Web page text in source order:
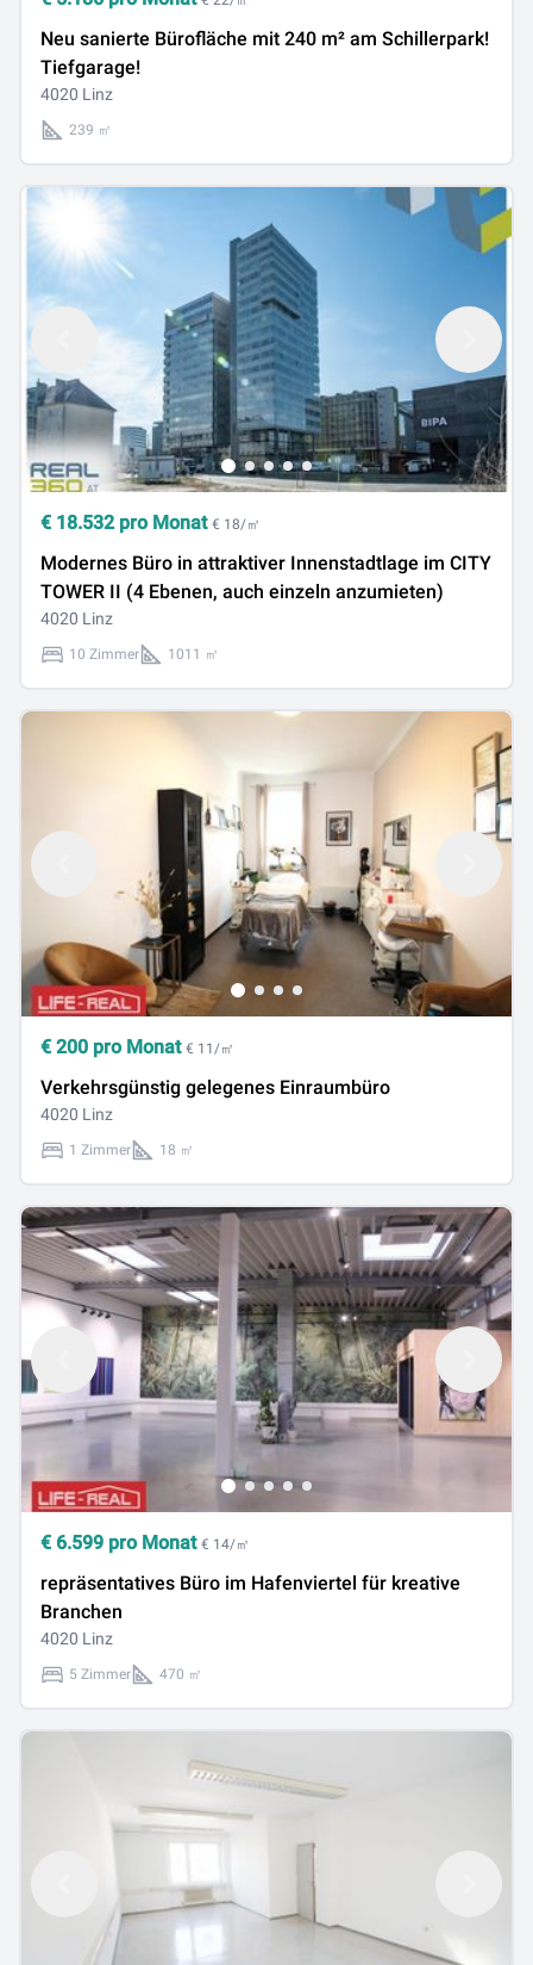
Neu sanierte Bürofläche mit 240 m² am Schillerpark!
Tiefgarage!
4020 Linz
239 ㎡
€ 18.532pro Monat € 18/㎡
Modernes Büro in attraktiver Innenstadtlage im CITY
TOWER II (4 Ebenen, auch einzeln anzumieten)
4020 Linz
10 Zimmer 1011 ㎡
€ 200 pro Monat € 11/㎡
Verkehrsgünstig gelegenes Einraumbüro
4020 Linz
1 Zimmer 18 ㎡
€ 6.599 pro Monat € 14/㎡
repräsentatives Büro im Hafenviertel für kreative
Branchen
4020 Linz
5 Zimmer 470 ㎡